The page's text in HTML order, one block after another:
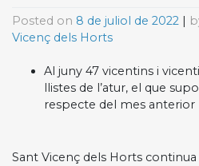
Posted on 8 de juliol de 2022 |
Vicenç dels Horts
Al juny 47 vicentins i
llistes de l’atur, el que
respecte del mes anterior
Sant Vicenç dels Horts continua